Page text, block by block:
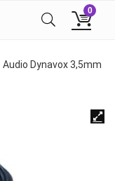
0
Audio Dynavox 3,5mm